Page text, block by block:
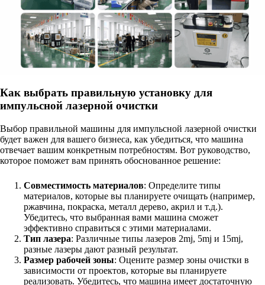
Как выбрать правильную установку для
импульсной лазерной очистки
Выбор правильной машины для импульсной лазерной очистки
будет важен для вашего бизнеса, как убедиться, что машина
отвечает вашим конкретным потребностям. Вот руководство,
которое поможет вам принять обоснованное решение:
Совместимость материалов: Определите типы
материалов, которые вы планируете очищать (например,
ржавчина, покраска, металл дерево, акрил и т.д.).
Убедитесь, что выбранная вами машина сможет
эффективно справиться с этими материалами.
Тип лазера: Различные типы лазеров 2mj, 5mj и 15mj,
разные лазеры дают разный результат.
Размер рабочей зоны: Оцените размер зоны очистки в
зависимости от проектов, которые вы планируете
реализовать. Убедитесь, что машина имеет достаточную